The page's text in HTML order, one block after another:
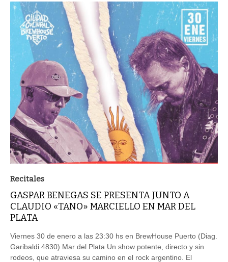
Recitales
GASPAR BENEGAS SE PRESENTA JUNTO A
CLAUDIO «TANO» MARCIELLO EN MAR DEL
PLATA
Viernes 30 de enero a las 23:30 hs en BrewHouse Puerto (Diag.
Garibaldi 4830) Mar del Plata Un show potente, directo y sin
rodeos, que atraviesa su camino en el rock argentino. El